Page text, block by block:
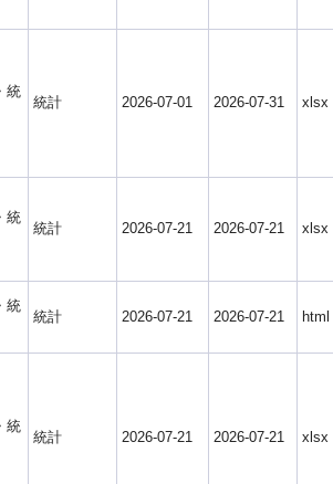
統
統計 2026-07-01 2026-07-31 xlsx
統
統計 2026-07-21 2026-07-21 xlsx
統
統計 2026-07-21 2026-07-21 html
統
統計 2026-07-21 2026-07-21 xlsx